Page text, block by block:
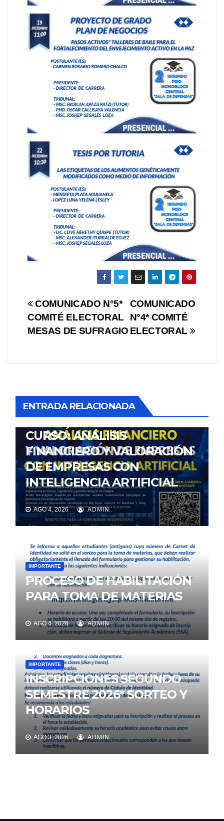
Navegación
de
COMUNICADO
N°4* COMITÉ
ELECTORAL
COMUNICADO N°5*
COMITÉ ELECTORAL
MESAS DE SUFRAGIO
ENTRADA RELACIONADA
CURSO: ANÁLISIS
FINANCIERO Y VALORACIÓN
DE EMPRESAS CON
INTELIGENCIA ARTIFICIAL
AGO 4, 2026 ADMIN
IMPORTANTE
PROCESO DE HABILITACIÓN
PARA TOMA DE MATERIAS
AGO 4, 2026 ADMIN
IMPORTANTE
INSCRIPCIONES SEGUNDO
SEMESTRE 2026* SORTEO Y
HORARIOS
AGO 3, 2026 ADMIN